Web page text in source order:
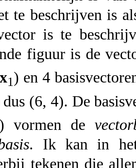
te beschrijven is
is te
figuur is de
x1) en 4
(6, 4). De
vormen de
. Ik kan in het
tekenen die